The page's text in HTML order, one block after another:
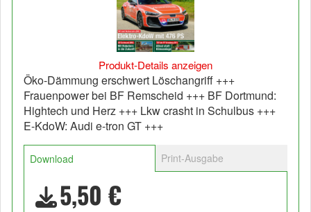
Produkt-Details anzeigen
Öko-Dämmung erschwert Löschangriff +++
Frauenpower bei BF Remscheid +++ BF Dortmund:
Hightech und Herz +++ Lkw crasht in Schulbus +++
E-KdoW: Audi e-tron GT +++
Download Print-Ausgabe
5,50 €